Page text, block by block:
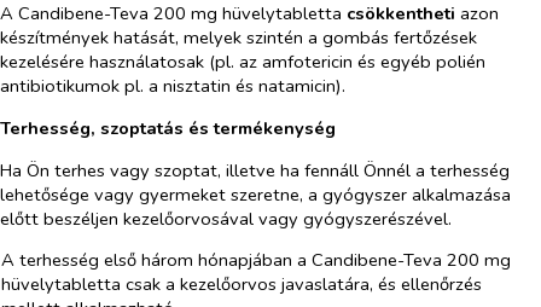
A Candibene-Teva 200 mg hüvelytabletta csökkentheti azon
készítmények hatását, melyek szintén a gombás fertőzések
kezelésére használatosak (pl. az amfotericin és egyéb polién
antibiotikumok pl. a nisztatin és natamicin).
Terhesség, szoptatás és termékenység
Ha Ön terhes vagy szoptat, illetve ha fennáll Önnél a terhesség
lehetősége vagy gyermeket szeretne, a gyógyszer alkalmazása
előtt beszéljen kezelőorvosával vagy gyógyszerészével.
A terhesség első három hónapjában a Candibene-Teva 200 mg
hüvelytabletta csak a kezelőorvos javaslatára, és ellenőrzés